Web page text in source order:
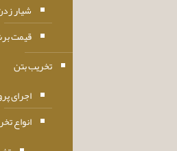
شیار
قیمت
تخریب بتن
اجرای
انواع